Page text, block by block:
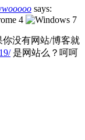
says:
你没有网站/博客就
是网站么？呵呵